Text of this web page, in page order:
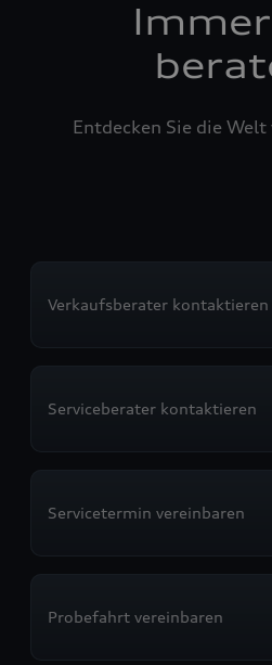
Entdecken Sie die
Verkaufsberater kontaktieren
Serviceberater kontaktieren
Servicetermin vereinbaren
Probefahrt vereinbaren